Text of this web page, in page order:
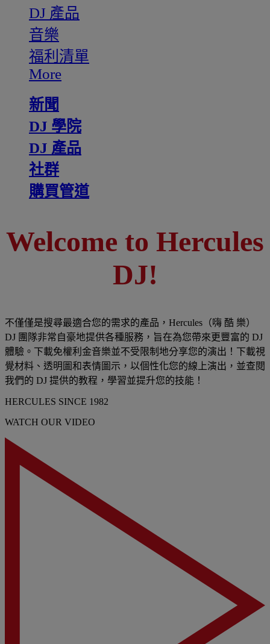
DJ 產品
音樂
福利清單
More
新聞
DJ 學院
DJ 產品
社群
購買管道
Welcome to Hercules
DJ!
不僅僅是搜尋最適合您的需求的產品，Hercules（嗨 酷 樂）
DJ 團隊非常自豪地提供各種服務，旨在為您帶來更豐富的 DJ
體驗。下載免權利金音樂並不受限制地分享您的演出！下載視
覺材料、透明圖和表情圖示，以個性化您的線上演出，並查閱
我們的 DJ 提供的教程，學習並提升您的技能！
HERCULES SINCE 1982
WATCH OUR VIDEO